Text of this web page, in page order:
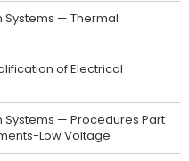
Systems — Thermal
of Electrical
Systems — Procedures Part
Low Voltage